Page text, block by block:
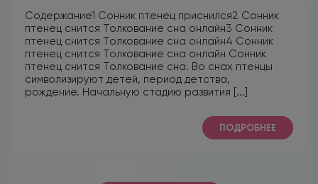
Содержание1 Сонник птенец приснился2 Сонник
птенец снится Толкование сна онлайн3 Сонник
птенец снится Толкование сна онлайн4 Сонник
птенец снится Толкование сна онлайн Сонник
птенец снится Толкование сна. Во снах птенцы
символизируют детей, период детства,
рождение. Начальную стадию развития [...]
ПОДРОБНЕЕ